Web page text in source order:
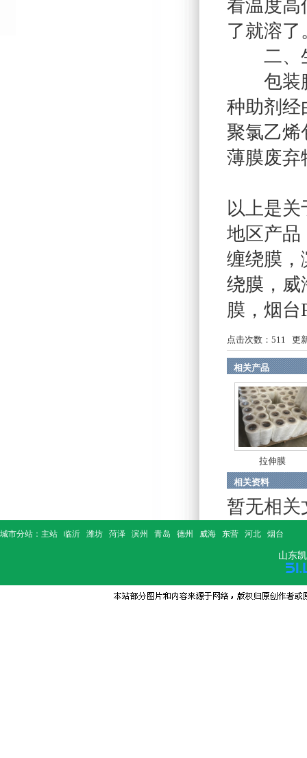
看温度高
了就溶了
二、
包装膜
种助剂经
聚氯乙烯
薄膜废弃
以上是关
地区产
缠绕膜 ，
绕膜 ， 威
膜 ， 烟台
点击次数： 511 更
相关产品
拉伸膜
相关资料
暂无相关
城市分站： 主站 临沂 潍坊 菏泽 滨州 青岛 德州 威海 东营 河北 烟台
山东